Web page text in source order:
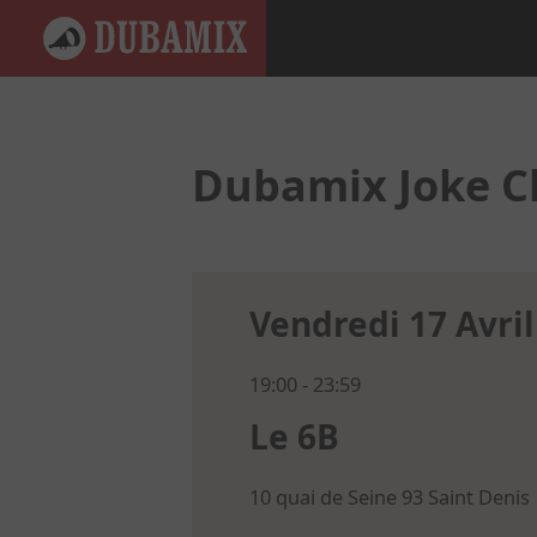
Dubamix Joke
Vendredi 17
19:00 - 23:59
Le 6B
10 quai de Seine 93 Saint Denis